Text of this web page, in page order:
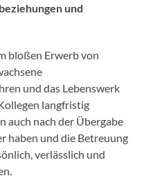
und
bloßen Erwerb von
und das Lebenswerk
langfristig
auch nach der Übergabe
haben und die Betreuung
verlässlich und